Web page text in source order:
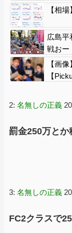
取る
【相
広島平
戦おー
【画
【
2: 名無しの正義
罰金250万と
3: 名無しの正義
FC2クラスで